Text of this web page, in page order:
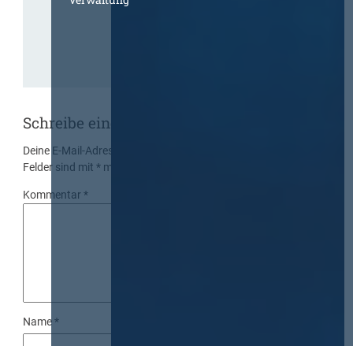
Schreibe einen Kommentar
Deine E-Mail-Adresse wird nicht veröffentlicht.
Felder sind mit* markiert
Kommentar*
Name*